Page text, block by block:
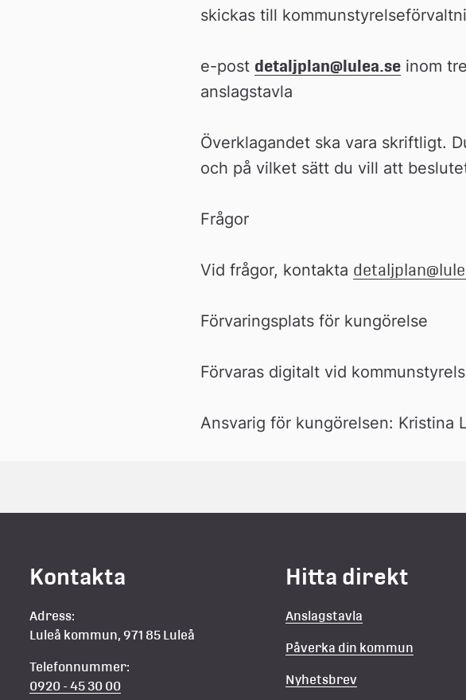
skickas till
e-post detaljplan@lulea.se inom
anslagstavla
Överklagandet ska vara skriftligt.
och på vilket sätt du vill att
Frågor
Vid frågor, kontakta
Förvaringsplats för kungörelse
Förvaras digitalt vid
Ansvarig för kungörelsen: Kristina
Kontakta
Adress:
Luleå kommun, 971 85 Luleå
Telefonnummer:
0920 - 45 30 00
Hitta direkt
Anslagstavla
Påverka din kommun
Nyhetsbrev